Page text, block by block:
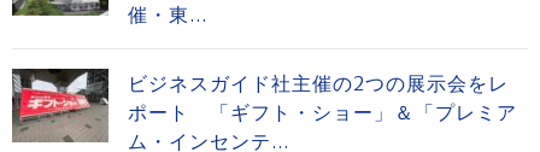
催・東...
ビジネスガイド社主催の2つの展示会をレ
ポート 「ギフト・ショー」＆「プレミア
ム・インセンテ...